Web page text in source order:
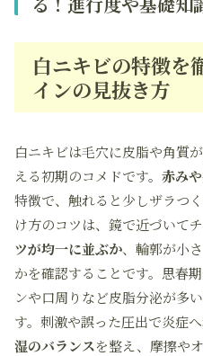
白ニキビの特徴を
インの見抜き方
白ニキビは毛穴に皮脂や角質
える初期のコメドです。 赤み
特徴で、触れると少しザラつ
け方のコツは、鏡で近づいてチ
ツが均一に並ぶか、輪郭が小
かを確認することです。思春
ンや口周りなど皮脂分泌が多
す。刺激や誤った圧出で炎症へ
湿のバランスを整え、摩擦や